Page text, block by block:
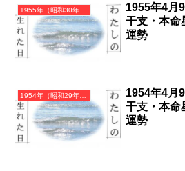
1955年（昭和30年）乙未（きのとひつじ）・未年（ひつじ年）カレンダー（月曜はじまり）
1955年4月
干支・本命
運勢
1954年（昭和29年）甲午（きのえうま）・午年（うま年）カレンダー（月曜はじまり）
1954年4月
干支・本命
運勢